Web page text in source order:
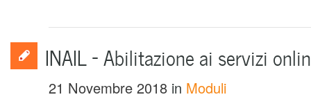
INAIL – Abilitazione ai servizi
21 Novembre 2018 in Moduli